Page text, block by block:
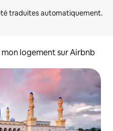
logement sur Airbnb